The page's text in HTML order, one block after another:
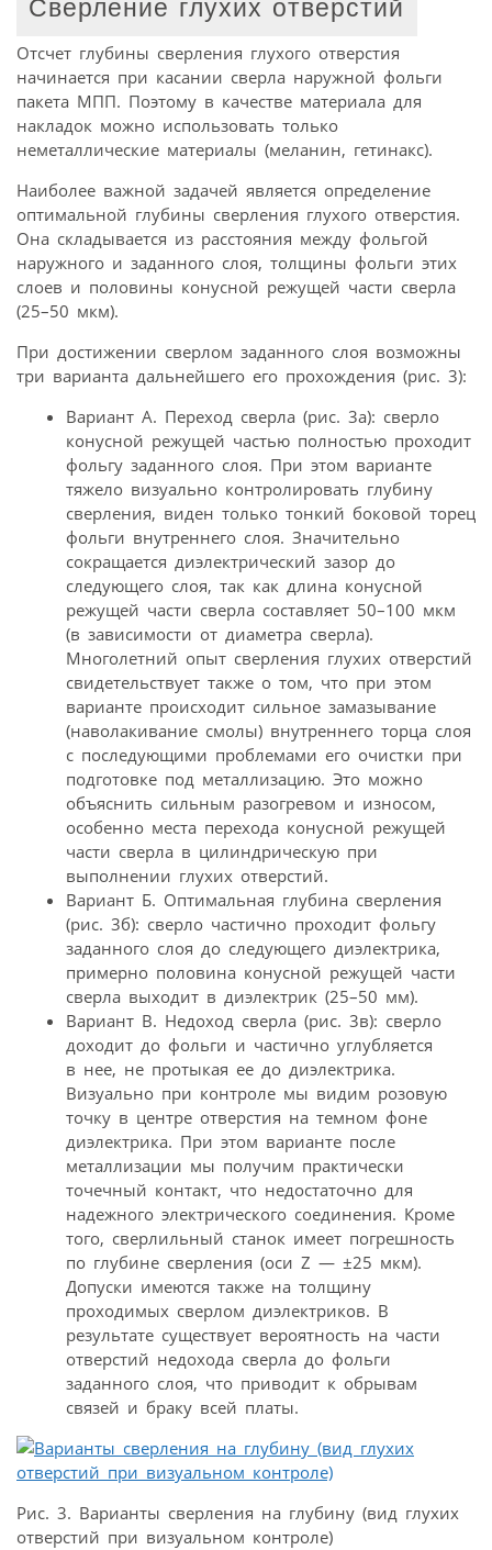
Сверление глухих отверстий
Отсчет глубины сверления глухого отверстия
начинается при касании сверла наружной фольги
пакета МПП. Поэтому в качестве материала для
накладок можно использовать только
неметаллические материалы (меланин, гетинакс).
Наиболее важной задачей является определение
оптимальной глубины сверления глухого отверстия.
Она складывается из расстояния между фольгой
наружного и заданного слоя, толщины фольги этих
слоев и половины конусной режущей части сверла
(25–50 мкм).
При достижении сверлом заданного слоя возможны
три варианта дальнейшего его прохождения (рис. 3):
Вариант А. Переход сверла (рис. 3а): сверло
конусной режущей частью полностью проходит
фольгу заданного слоя. При этом варианте
тяжело визуально контролировать глубину
сверления, виден только тонкий боковой торец
фольги внутреннего слоя. Значительно
сокращается диэлектрический зазор до
следующего слоя, так как длина конусной
режущей части сверла составляет 50–100 мкм
(в зависимости от диаметра сверла).
Многолетний опыт сверления глухих отверстий
свидетельствует также о том, что при этом
варианте происходит сильное замазывание
(наволакивание смолы) внутреннего торца слоя
с последующими проблемами его очистки при
подготовке под металлизацию. Это можно
объяснить сильным разогревом и износом,
особенно места перехода конусной режущей
части сверла в цилиндрическую при
выполнении глухих отверстий.
Вариант Б. Оптимальная глубина сверления
(рис. 3б): сверло частично проходит фольгу
заданного слоя до следующего диэлектрика,
примерно половина конусной режущей части
сверла выходит в диэлектрик (25–50 мм).
Вариант В. Недоход сверла (рис. 3в): сверло
доходит до фольги и частично углубляется
в нее, не протыкая ее до диэлектрика.
Визуально при контроле мы видим розовую
точку в центре отверстия на темном фоне
диэлектрика. При этом варианте после
металлизации мы получим практически
точечный контакт, что недостаточно для
надежного электрического соединения. Кроме
того, сверлильный станок имеет погрешность
по глубине сверления (оси Z — ±25 мкм).
Допуски имеются также на толщину
проходимых сверлом диэлектриков. В
результате существует вероятность на части
отверстий недохода сверла до фольги
заданного слоя, что приводит к обрывам
связей и браку всей платы.
Рис. 3. Варианты сверления на глубину (вид глухих
отверстий при визуальном контроле)